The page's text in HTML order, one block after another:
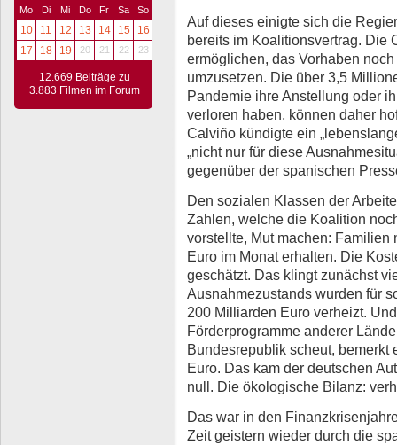
Mo Di Mi Do Fr Sa So
10 11 12 13 14 15
16
17
18 19 20 21 22 23
12.669 Beiträge zu
3.883 Filmen im Forum
Auf dieses einigte sich die
bereits im Koalitionsvertrag. Die
ermöglichen, das Vorhaben
umzusetzen. Die über 3,5
Pandemie ihre Anstellung oder
verloren haben, können daher
Calviño kündigte ein
„nicht nur für diese
gegenüber der spanischen
Den sozialen Klassen der
Zahlen, welche die Koalition
vorstellte, Mut machen:
Euro im Monat erhalten. Die
geschätzt. Das klingt zunächst
Ausnahmezustands wurden für
200 Milliarden Euro verheizt.
Förderprogramme anderer
Bundesrepublik scheut,
Euro. Das kam der deutschen
null. Die ökologische Bilanz:
Das war in den
Zeit geistern wieder durch die